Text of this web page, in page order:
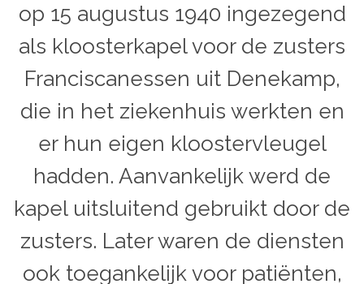
op 15 augustus 1940 ingezegend
als kloosterkapel voor de zusters
Franciscanessen uit Denekamp,
die in het ziekenhuis werkten en
er hun eigen kloostervleugel
hadden. Aanvankelijk werd de
kapel uitsluitend gebruikt door de
zusters. Later waren de diensten
ook toegankelijk voor patiënten,